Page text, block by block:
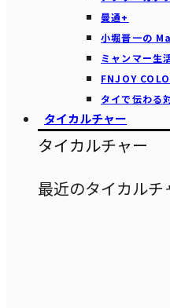
曼通+
小堀晋一の
ミャンマー生
FNJOY
タイで伝わる
タイカルチャー
タイカルチャー
最近のタイカル